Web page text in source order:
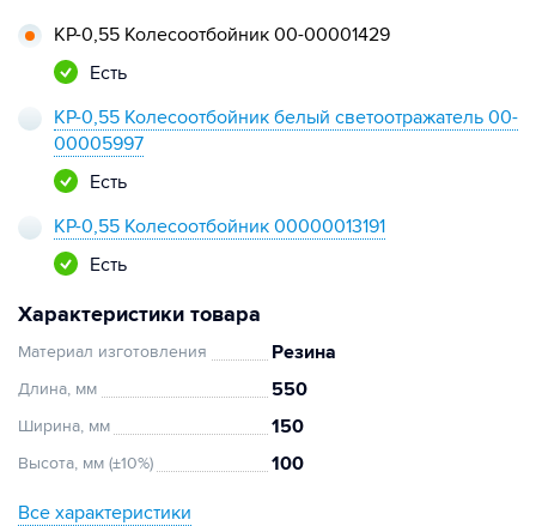
КР-0,55 Колесоотбойник 00-00001429
Есть
КР-0,55 Колесоотбойник белый светоотражатель 00-
00005997
Есть
КР-0,55 Колесоотбойник 00000013191
Есть
Характеристики товара
Материал изготовления Резина
Длина, мм 550
Ширина, мм 150
Высота, мм (±10%) 100
Все характеристики